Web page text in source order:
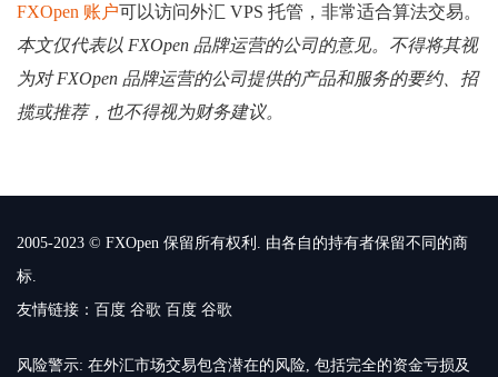
FXOpen 账户可以访问外汇 VPS 托管，非常适合算法交易。
本文仅代表以 FXOpen 品牌运营的公司的意见。不得将其视
为对 FXOpen 品牌运营的公司提供的产品和服务的要约、招
揽或推荐，也不得视为财务建议。
2005-2023 © FXOpen 保留所有权利. 由各自的持有者保留不同的商
标.
友情链接： 百度 谷歌 百度 谷歌
风险警示: 在外汇市场交易包含潜在的风险, 包括完全的资金亏损及